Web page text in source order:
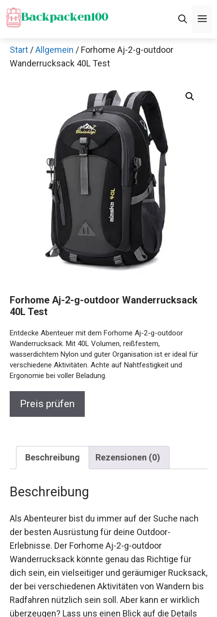
Zum
Inhalt
Start /Allgemein / Forhome Aj-2-g-outdoor
Wanderrucksack 40L Test
Forhome Aj-2-g-outdoor Wanderrucksack
40L Test
Entdecke Abenteuer mit dem Forhome Aj-2-g-outdoor
Wanderrucksack. Mit 40L Volumen, reißfestem,
wasserdichtem Nylon und guter Organisation ist er ideal für
verschiedene Aktivitäten. Achte auf Nahtfestigkeit und
Ergonomie bei voller Beladung.
Preis prüfen
Beschreibung Rezensionen (0)
Beschreibung
Als Abenteurer bist du immer auf der Suche nach
der besten Ausrüstung für deine Outdoor-
Erlebnisse. Der Forhome Aj-2-g-outdoor
Wanderrucksack könnte genau das Richtige für
dich sein, ein vielseitiger und geräumiger Rucksack,
der bei verschiedenen Aktivitäten von Wandern bis
Radfahren nützlich sein soll. Aber kann er wirklich
überzeugen? Lass uns einen Blick auf die Details